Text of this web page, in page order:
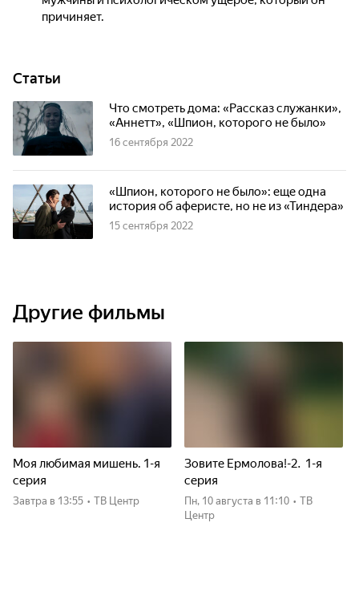
причиняет.
Статьи
Что смотреть дома: «Рассказ служанки»,
«Аннетт», «Шпион, которого не было»
16 сентября 2022
«Шпион, которого не было»: еще одна
история об аферисте, но не из «Тиндера»
15 сентября 2022
Другие фильмы
Моя любимая мишень. 1-я
серия
Завтра в 13:55 • ТВ Центр
Зовите Ермолова!-2. 1-я
серия
пн, 10 августа в 11:10 • ТВ
Центр